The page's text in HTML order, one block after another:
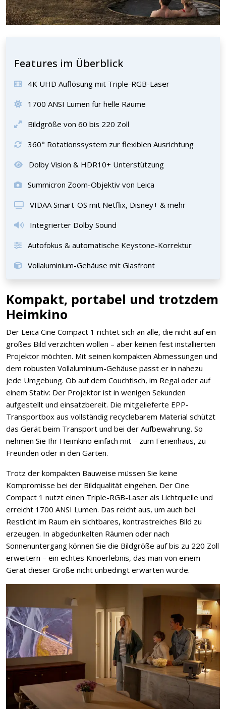
Features im Überblick
4K UHD Auflösung mit Triple-RGB-Laser
1700 ANSI Lumen für helle Räume
Bildgröße von 60 bis 220 Zoll
360° Rotationssystem zur flexiblen Ausrichtung
Dolby Vision & HDR10+ Unterstützung
Summicron Zoom-Objektiv von Leica
VIDAA Smart-OS mit Netflix, Disney+ & mehr
Integrierter Dolby Sound
Autofokus & automatische Keystone-Korrektur
Vollaluminium-Gehäuse mit Glasfront
Kompakt, portabel und trotzdem
Heimkino
Der Leica Cine Compact 1 richtet sich an alle, die nicht auf ein
großes Bild verzichten wollen – aber keinen fest installierten
Projektor möchten. Mit seinen kompakten Abmessungen und
dem robusten Vollaluminium-Gehäuse passt er in nahezu
jede Umgebung. Ob auf dem Couchtisch, im Regal oder auf
einem Stativ: Der Projektor ist in wenigen Sekunden
aufgestellt und einsatzbereit. Die mitgelieferte EPP-
Transportbox aus vollständig recyclebarem Material schützt
das Gerät beim Transport und bei der Aufbewahrung. So
nehmen Sie Ihr Heimkino einfach mit – zum Ferienhaus, zu
Freunden oder in den Garten.
Trotz der kompakten Bauweise müssen Sie keine
Kompromisse bei der Bildqualität eingehen. Der Cine
Compact 1 nutzt einen Triple-RGB-Laser als Lichtquelle und
erreicht 1700 ANSI Lumen. Das reicht aus, um auch bei
Restlicht im Raum ein sichtbares, kontrastreiches Bild zu
erzeugen. In abgedunkelten Räumen oder nach
Sonnenuntergang können Sie die Bildgröße auf bis zu 220 Zoll
erweitern – ein echtes Kinoerlebnis, das man von einem
Gerät dieser Größe nicht unbedingt erwarten würde.